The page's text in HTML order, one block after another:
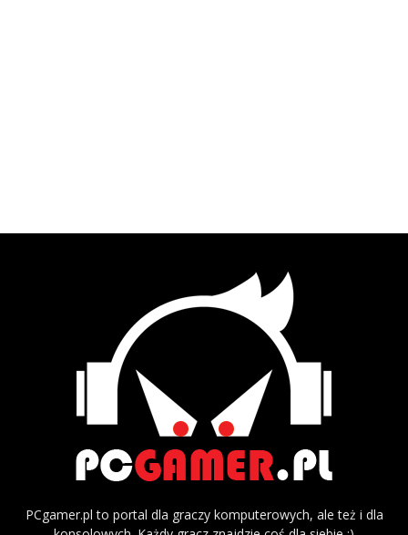
PCgamer.pl to portal dla graczy komputerowych, ale też i dla